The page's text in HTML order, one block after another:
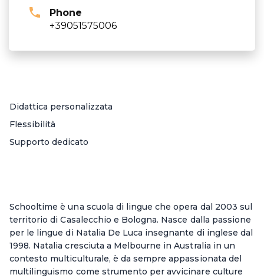
Phone
+39051575006
Didattica personalizzata
Flessibilità
Supporto dedicato
Schooltime è una scuola di lingue che opera dal 2003 sul
territorio di Casalecchio e Bologna. Nasce dalla passione
per le lingue di Natalia De Luca insegnante di inglese dal
1998. Natalia cresciuta a Melbourne in Australia in un
contesto multiculturale, è da sempre appassionata del
multilinguismo come strumento per avvicinare culture